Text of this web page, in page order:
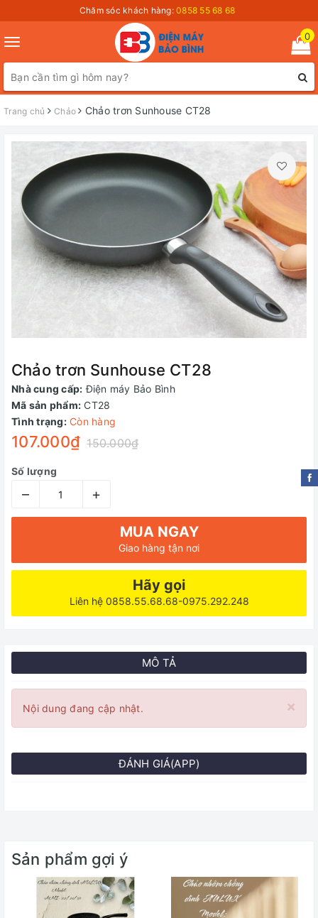
Chăm sóc khách hàng: 0858 55 68 68
Toggle
navigation
0
Trang chủ Chảo Chảo trơn Sunhouse CT28
Chảo trơn Sunhouse CT28
Nhà cung cấp: Điện máy Bảo Bình
Mã sản phẩm: CT28
Tình trạng: Còn hàng
107.000₫ 150.000₫
Số lượng
– +
MUA NGAY
Giao hàng tận nơi
Hãy gọi
Liên hệ 0858.55.68.68-0975.292.248
MÔ TẢ
×
Nội dung đang cập nhật.
ĐÁNH GIÁ(APP)
Sản phẩm gợi ý